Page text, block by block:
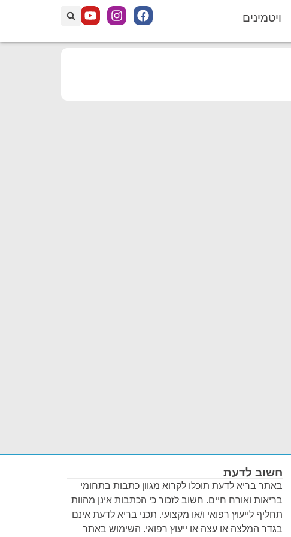
ויטמינים
חשוב לדעת
באתר בריא לדעת תוכלו לקרוא מגוון כתבות בתחומי
בריאות ואורח חיים. חשוב לזכור כי הכתבות אינן מהוות
תחליף לייעוץ רפואי ו/או מקצועי. תכני בריא לדעת אינם
בגדר המלצה או עצה או ייעוץ רפואי. השימוש באתר